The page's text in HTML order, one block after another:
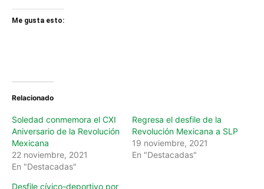
Me gusta esto:
Relacionado
Soledad conmemora el CXI
Aniversario de la Revolución
Mexicana
22 noviembre, 2021
En "Destacadas"
Regresa el desfile de la
Revolución Mexicana a SLP
19 noviembre, 2021
En "Destacadas"
Desfile cívico-deportivo por